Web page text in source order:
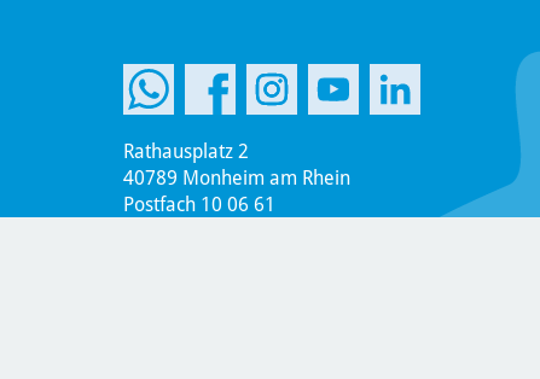
Rathausplatz 2
40789 Monheim am Rhein
Postfach 10 06 61